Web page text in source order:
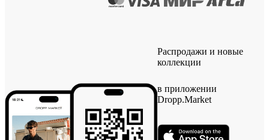
Распродажи и новые
коллекции
в приложении
Dropp.Market